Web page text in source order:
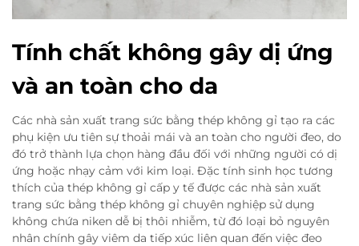
Tính chất không gây dị ứng
và an toàn cho da
Các nhà sản xuất trang sức bằng thép không gỉ tạo ra các
phụ kiện ưu tiên sự thoải mái và an toàn cho người đeo, do
đó trở thành lựa chọn hàng đầu đối với những người có dị
ứng hoặc nhạy cảm với kim loại. Đặc tính sinh học tương
thích của thép không gỉ cấp y tế được các nhà sản xuất
trang sức bằng thép không gỉ chuyên nghiệp sử dụng
không chứa niken dễ bị thôi nhiễm, từ đó loại bỏ nguyên
nhân chính gây viêm da tiếp xúc liên quan đến việc đeo